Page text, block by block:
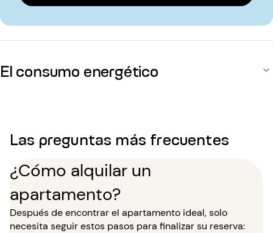
El consumo energético
Las preguntas más frecuentes
¿Cómo alquilar un
apartamento?
Después de encontrar el apartamento ideal, solo
necesita seguir estos pasos para finalizar su reserva: